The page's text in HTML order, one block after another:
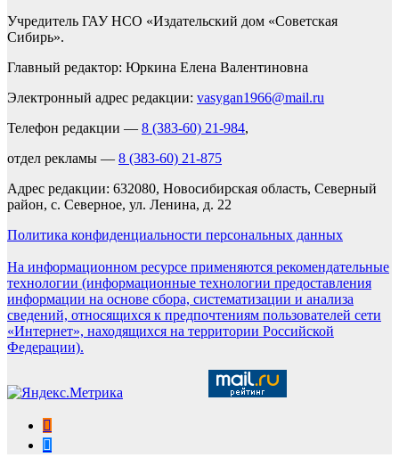
Учредитель ГАУ НСО «Издательский дом «Советская
Сибирь».
Главный редактор: Юркина Елена Валентиновна
Электронный адрес редакции: vasygan1966@mail.ru
Телефон редакции — 8 (383-60) 21-984,
отдел рекламы — 8 (383-60) 21-875
Адрес редакции: 632080, Новосибирская область, Северный
район, с. Северное, ул. Ленина, д. 22
Политика конфиденциальности персональных данных
На информационном ресурсе применяются рекомендательные
технологии (информационные технологии предоставления
информации на основе сбора, систематизации и анализа
сведений, относящихся к предпочтениям пользователей сети
«Интернет», находящихся на территории Российской
Федерации).